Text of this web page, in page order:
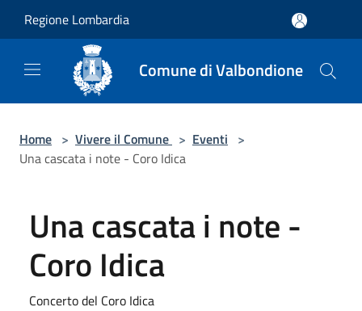
Regione Lombardia
Comune di Valbondione
Home > Vivere il Comune > Eventi >
Una cascata i note - Coro Idica
Una cascata i note -
Coro Idica
Concerto del Coro Idica